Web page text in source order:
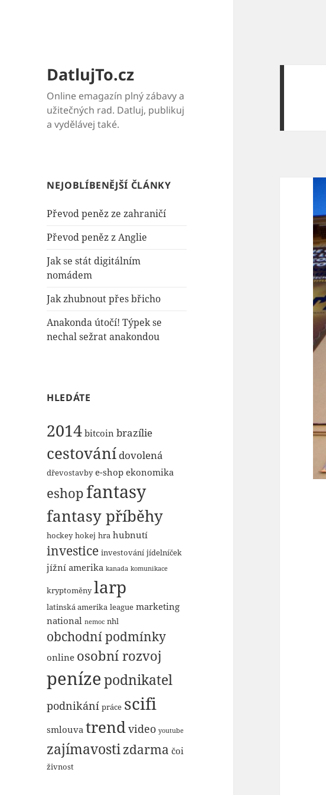
DatlujTo.cz
Online emagazín plný zábavy a
užitečných rad. Datluj, publikuj
a vydělávej také.
NEJOBLÍBENĚJŠÍ ČLÁNKY
Převod peněz ze zahraničí
Převod peněz z Anglie
Jak se stát digitálním
nomádem
Jak zhubnout přes břicho
Anakonda útočí! Týpek se
nechal sežrat anakondou
HLEDÁTE
2014 bitcoin brazílie
cestování dovolená
dřevostavby e-shop ekonomika
eshopfantasy
fantasy příběhy
hockey hokej hra hubnutí
investice investování jídelníček
jížní amerika kanada komunikace
kryptoměny larp
latinská amerika league marketing
national nemoc nhl
obchodní podmínky
online osobní rozvoj
penízepodnikatel
podnikání práce scifi
smlouva trendvideo youtube
zajímavostizdarma čoi
živnost